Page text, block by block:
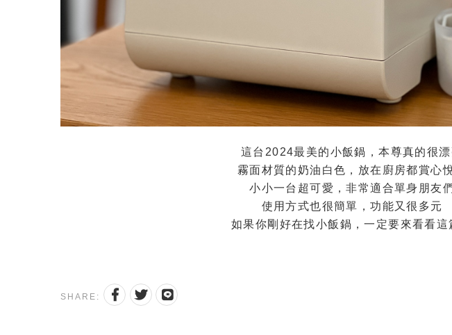
這台2024最美的小飯鍋，本尊真的很
霧面材質的奶油白色，放在廚房都賞心
小小一台超可愛，非常適合單身朋友們
使用方式也很簡單，功能又很多元
如果你剛好在找小飯鍋，一定要來看看這
SHARE: